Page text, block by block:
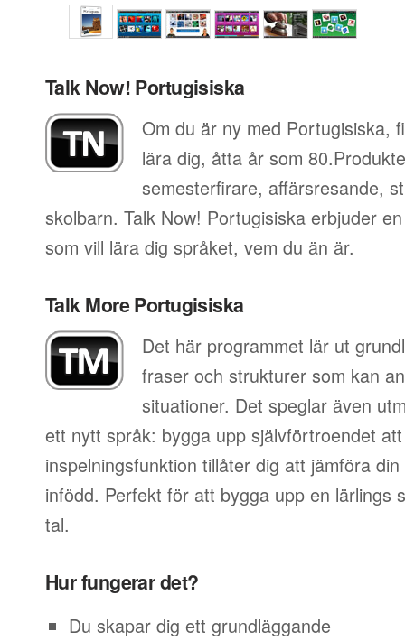
Talk Now! Portugisiska
Om du är ny med Portugisiska,
lära dig, åtta år som
semesterfirare, affärsresande,
skolbarn. Talk Now! Portugisiska erbjuder
som vill lära dig språket, vem du än är.
Talk More Portugisiska
Det här programmet lär ut
fraser och strukturer som kan
situationer. Det speglar även
ett nytt språk: bygga upp självförtroendet att
inspelningsfunktion tillåter dig att jämföra
infödd. Perfekt för att bygga upp en lärlings
tal.
Hur fungerar det?
Du skapar dig ett grundläggande